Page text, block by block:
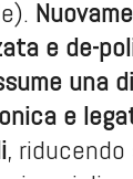
e de-
una
e
,